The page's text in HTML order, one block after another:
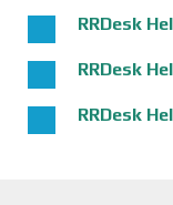
RRDesk
RRDesk
RRDesk